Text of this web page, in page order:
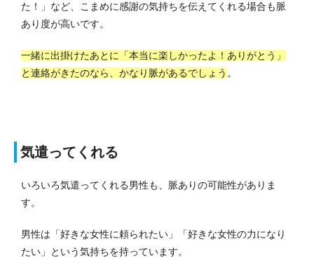
た！」など、こまめに感謝の気持ちを伝えてくれる場合も脈
あり度が高いです。
一緒に出掛けたあとに「本当に楽しかったよ！ありがとう」
と連絡がきたのなら、かなり脈があるでしょう 。
気遣ってくれる
いろいろ気遣ってくれる男性も、脈ありの可能性がありま
す。
男性は「好きな女性に頼られたい」「好きな女性の力になり
たい」という気持ちを持っています。